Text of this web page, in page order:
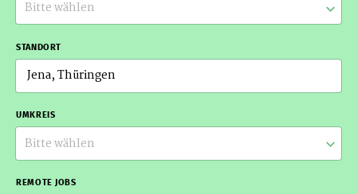
Bitte wählen
STANDORT
UMKREIS
Bitte wählen
REMOTE JOBS